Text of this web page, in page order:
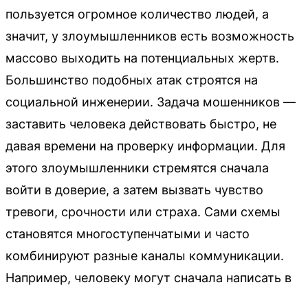
пользуется огромное количество людей, а
значит, у злоумышленников есть возможность
массово выходить на потенциальных жертв.
Большинство подобных атак строятся на
социальной инженерии. Задача мошенников —
заставить человека действовать быстро, не
давая времени на проверку информации. Для
этого злоумышленники стремятся сначала
войти в доверие, а затем вызвать чувство
тревоги, срочности или страха. Сами схемы
становятся многоступенчатыми и часто
комбинируют разные каналы коммуникации.
Например, человеку могут сначала написать в